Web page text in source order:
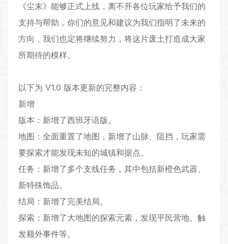
《尘末》能够正式上线，离不开各位玩家给予我们的
支持与帮助，你们的意见和建议为我们指明了未来的
方向，我们也定将继续努力，将这片废土打造成大家
所期待的模样。
以下为 V1.0 版本更新的完整内容：
新增
版本：新增了西班牙语版。
地图：全面重置了地图，新增了山脉、阻挡，玩家需
要探索才能发现未知的城镇和据点。
任务：新增了多个支线任务，其中包括新橙色武器、
新特殊饰品。
结局：新增了完美结局。
探索：新增了大地图的探索元素，发现平民营地、触
发额外事件等。